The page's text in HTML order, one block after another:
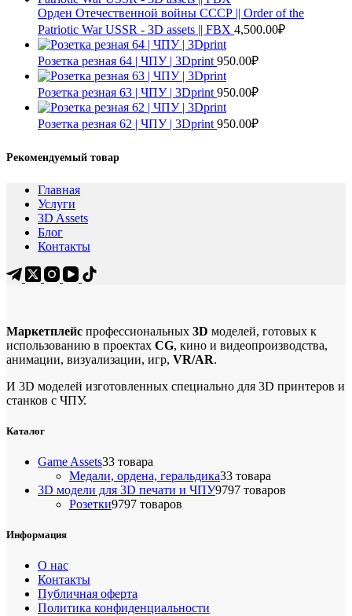
Орден Отечественной войны СССР || Order of the
Patriotic War USSR - 3D assets || FBX 4,500.00₽
Розетка резная 64 | ЧПУ | 3Dprint 950.00₽
Розетка резная 63 | ЧПУ | 3Dprint 950.00₽
Розетка резная 62 | ЧПУ | 3Dprint 950.00₽
Рекомендуемый товар
Главная
Услуги
3D Assets
Блог
Контакты
Маркетплейс профессиональных 3D моделей, готовых к
использованию в проектах CG, кино и видеопроизводства,
анимации, визуализации, игр, VR/AR.
И 3D моделей изготовленных специально для 3D принтеров и
станков с ЧПУ.
Каталог
Game Assets33 товара
Медали, ордена, геральдика33 товара
3D модели для 3D печати и ЧПУ9797 товаров
Розетки9797 товаров
Информация
О нас
Контакты
Публичная оферта
Политика конфиденциальности